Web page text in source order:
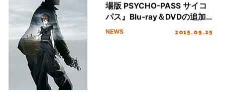
場版 PSYCHO-PASS サイコ
パス』Blu-ray＆DVDの追加
特典が決定！
NEWS 2015.05.25